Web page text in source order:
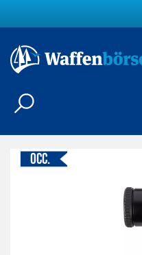
Occ.